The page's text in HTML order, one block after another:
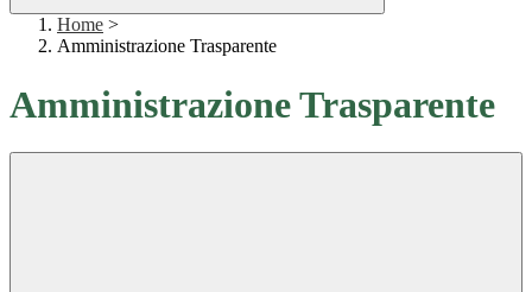
Home >
Amministrazione Trasparente
Amministrazione Trasparente